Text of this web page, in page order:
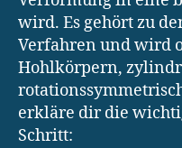
wird. Es gehört zu
Verfahren und wird
Hohlkörpern,
erkläre dir die
Schritt: